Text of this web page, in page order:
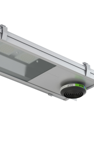
esimerkiksi
ja keskikorkeiden